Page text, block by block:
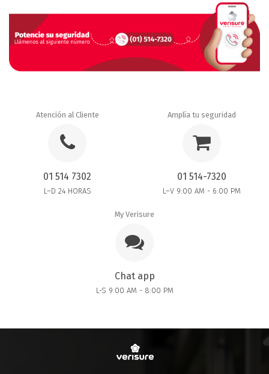
Atención al Cliente
01 514 7302
L–D 24 HORAS
Amplía tu seguridad
01 514-7320
L–V 9:00 AM - 6:00 PM
My Verisure
Chat app
L-S 9:00 AM - 8:00 PM